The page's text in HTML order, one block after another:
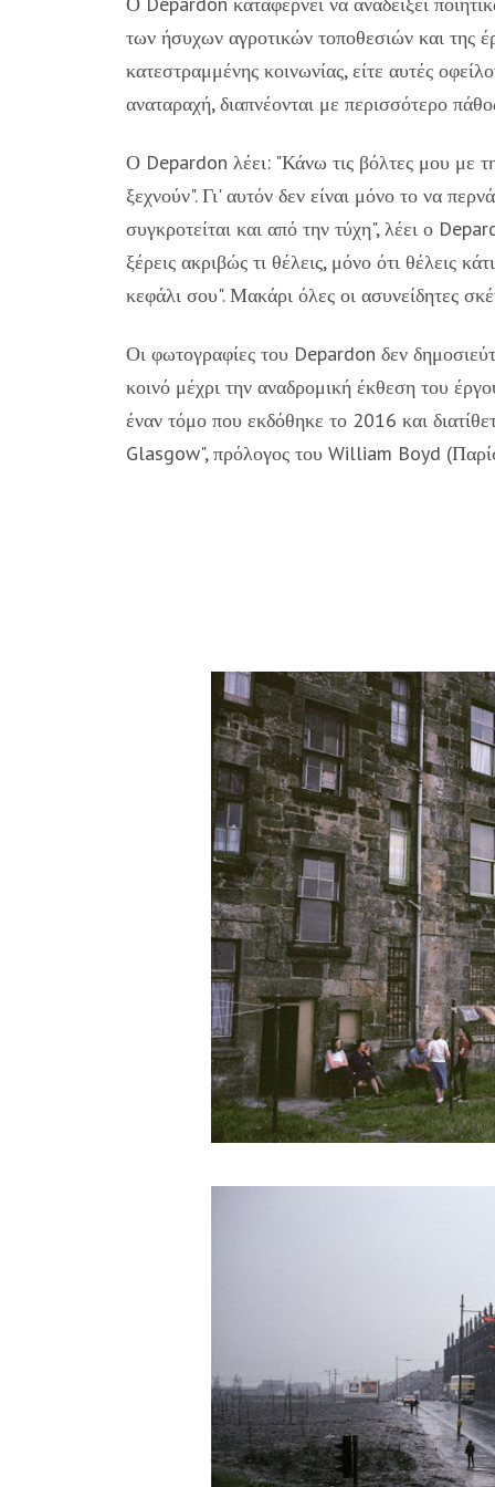
των ήσυχων αγροτικών τοποθεσιών και της
κατεστραμμένης κοινωνίας, είτε αυτές
αναταραχή, διαπνέονται με περισσότερο
Ο Depardon λέει: "Κάνω τις βόλτες μου με
ξεχνούν". Γι' αυτόν δεν είναι μόνο το να
συγκροτείται και από την τύχη", λέει ο
ξέρεις ακριβώς τι θέλεις, μόνο ότι θέλεις
κεφάλι σου". Μακάρι όλες οι ασυνείδητες
Οι φωτογραφίες του Depardon δεν
κοινό μέχρι την αναδρομική έκθεση του
έναν τόμο που εκδόθηκε το 2016 και
Glasgow", πρόλογος του William Boyd